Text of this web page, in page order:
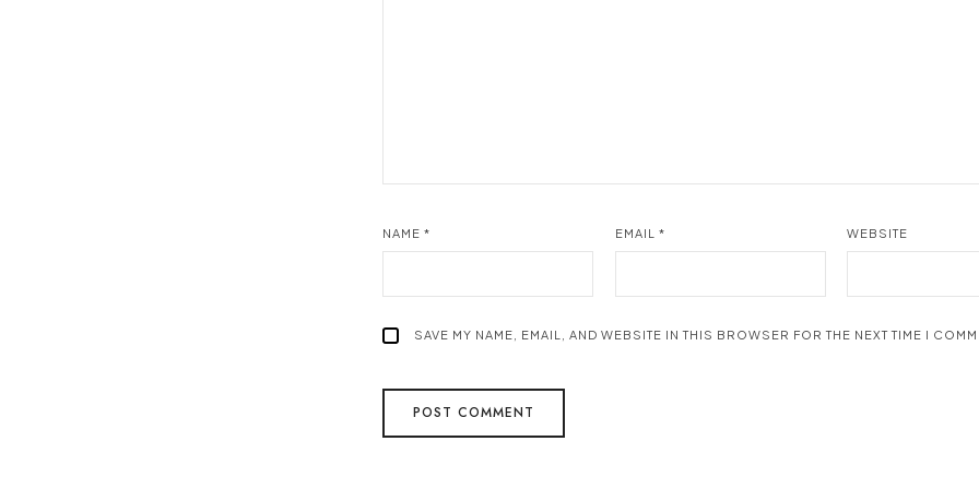
NAME * EMAIL * WEBSITE
SAVE MY NAME, EMAIL, AND WEBSITE IN THIS BROWSER FOR THE NEXT TIME I